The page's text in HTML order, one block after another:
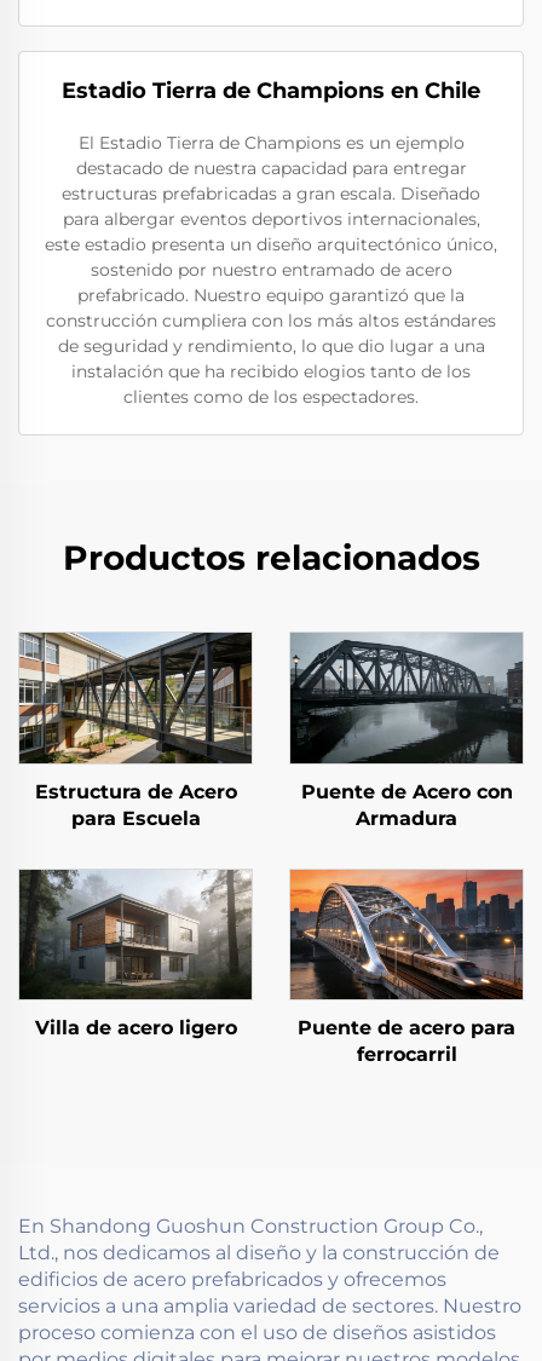
Estadio Tierra de Champions en Chile
El Estadio Tierra de Champions es un ejemplo
destacado de nuestra capacidad para entregar
estructuras prefabricadas a gran escala. Diseñado
para albergar eventos deportivos internacionales,
este estadio presenta un diseño arquitectónico único,
sostenido por nuestro entramado de acero
prefabricado. Nuestro equipo garantizó que la
construcción cumpliera con los más altos estándares
de seguridad y rendimiento, lo que dio lugar a una
instalación que ha recibido elogios tanto de los
clientes como de los espectadores.
Productos relacionados
Estructura de Acero
para Escuela
Puente de Acero con
Armadura
Villa de acero ligero
Puente de acero para
ferrocarril
En Shandong Guoshun Construction Group Co.,
Ltd., nos dedicamos al diseño y la construcción de
edificios de acero prefabricados y ofrecemos
servicios a una amplia variedad de sectores. Nuestro
proceso comienza con el uso de diseños asistidos